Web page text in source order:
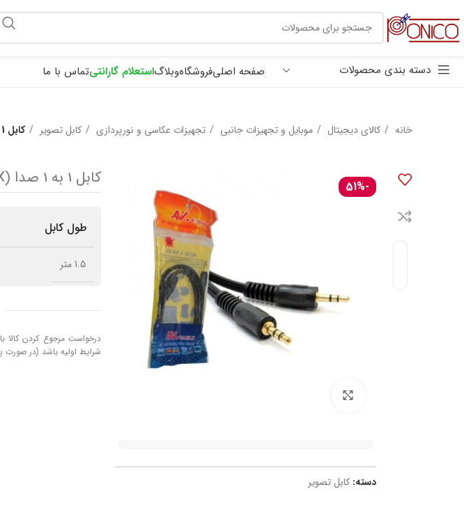
دسته بندی محصولات صفحه اصلیفروشگاهوبلاگاستعلام گارانتیتماس با ما
خانه کالای دیجیتال موبایل و تجهیزات جانبی تجهیزات عکاسی و نورپردازی کابل تصویر کابل 1 به 1 صدا (AUX) طول 1.5 متر AV.Cable
-51%
دسته: کابل تصویر
کابل 1 به 1 صدا (AUX) طول 1.5 متر AV.Cable
طول کابل
1.5 متر
درخواست مرجوع کردن کالا
شرایط اولیه باشد (در صورت
30 هزار تومان ترب پی